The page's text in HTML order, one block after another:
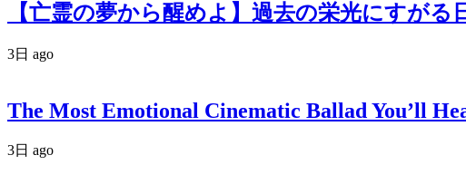
【亡霊の夢から醒めよ】過去の栄光にすが
3日 ago
The Most Emotional Cinematic Ballad You’ll
3日 ago